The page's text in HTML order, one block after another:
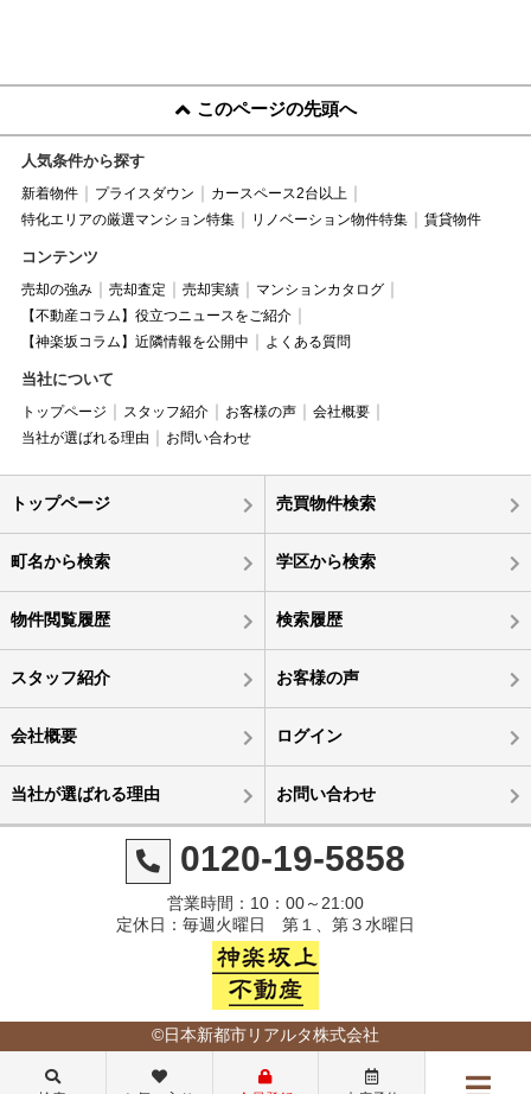
このページの先頭へ
人気条件から探す
新着物件 プライスダウン
カースペース2台以上
特化エリアの厳選マンション特集
リノベーション物件特集 賃貸物件
コンテンツ
売却の強み 売却査定 売却実績
マンションカタログ
【不動産コラム】役立つニュースをご紹介
【神楽坂コラム】近隣情報を公開中
よくある質問
当社について
トップページ スタッフ紹介 お客様の声
会社概要
当社が選ばれる理由
お問い合わせ
トップページ 売買物件検索
町名から検索 学区から検索
物件閲覧履歴 検索履歴
スタッフ紹介 お客様の声
会社概要 ログイン
当社が選ばれる理由 お問い合わせ
0120-19-5858
営業時間：10：00～21:00
定休日：毎週火曜日 第１、第３水曜日
©日本新都市リアルタ株式会社